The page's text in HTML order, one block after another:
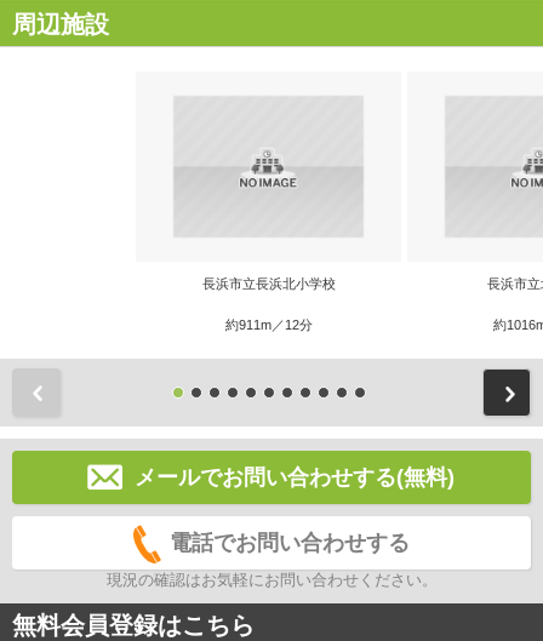
周辺施設
長浜市立長浜北小学校
約911m／12分
長浜市
約
メールでお問い合わせする(無料)
電話でお問い合わせする
現況の確認はお気軽にお問い合わせください。
無料会員登録はこちら